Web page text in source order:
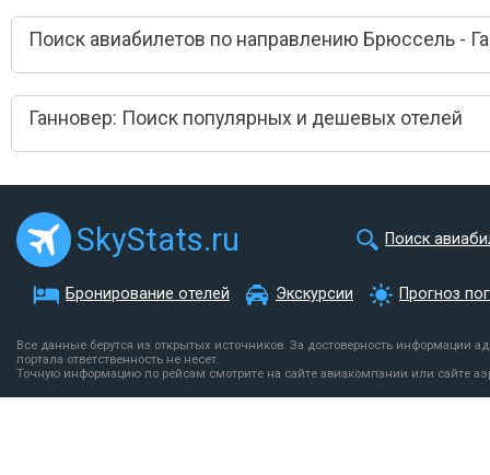
Поиск авиабилетов по направлению Брюссель -
Ганновер: Поиск популярных и дешевых отелей
SkyStats.ru Поиск
Бронирование отелей Экскурсии Прогноз
Все данные берутся из открытых источников. За достоверность информации
портала ответственность не несет.
Точную информацию по рейсам смотрите на сайте авиакомпании или сайте